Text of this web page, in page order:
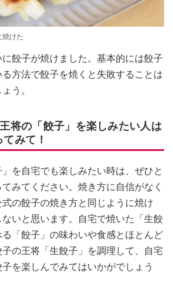
焼けた
餃子が焼けました。基本的には餃子
方法で餃子を焼くと失敗することは
う。
将の「餃子」を楽しみたい人は
みて！
を自宅でも楽しみたい時は、ぜひと
みてください。焼き方に自信がなく
の餃子の焼き方と同じように焼け
いと思います。自宅で焼いた「生餃
「餃子」の味わいや食感とほとんど
の王将「生餃子」を調理して、自宅
を楽しんでみてはいかがでしょう